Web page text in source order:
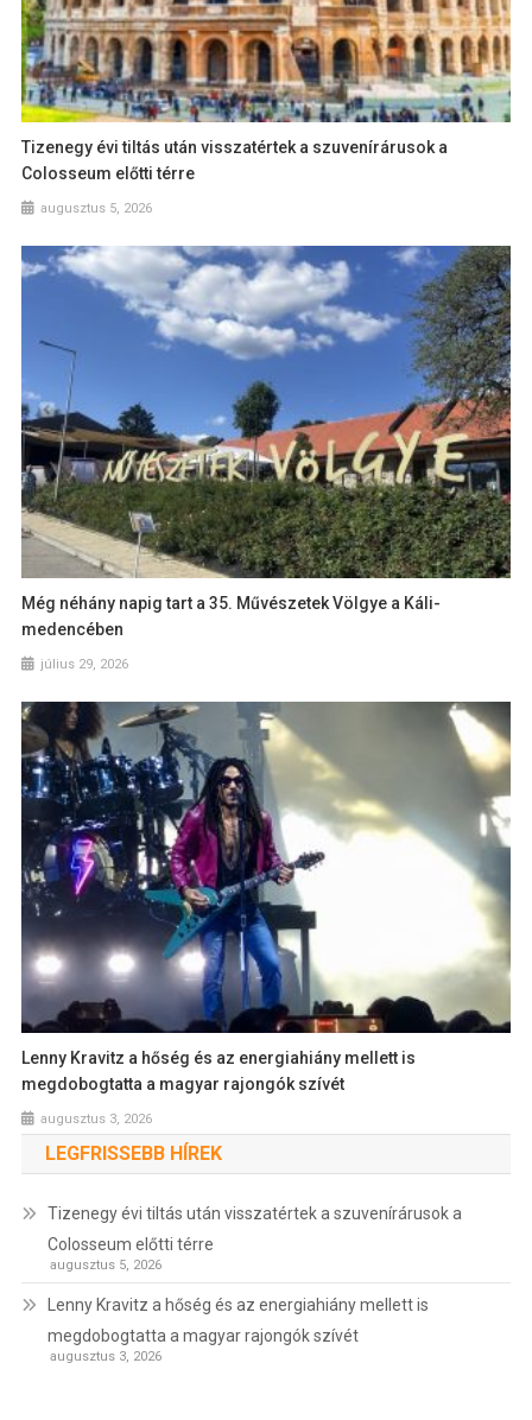
Tizenegy évi tiltás után visszatértek a szuvenírárusok a
Colosseum előtti térre
augusztus 5, 2026
Még néhány napig tart a 35. Művészetek Völgye a Káli-
medencében
július 29, 2026
Lenny Kravitz a hőség és az energiahiány mellett is
megdobogtatta a magyar rajongók szívét
augusztus 3, 2026
LEGFRISSEBB HÍREK
Tizenegy évi tiltás után visszatértek a szuvenírárusok a
Colosseum előtti térre
augusztus 5, 2026
Lenny Kravitz a hőség és az energiahiány mellett is
megdobogtatta a magyar rajongók szívét
augusztus 3, 2026